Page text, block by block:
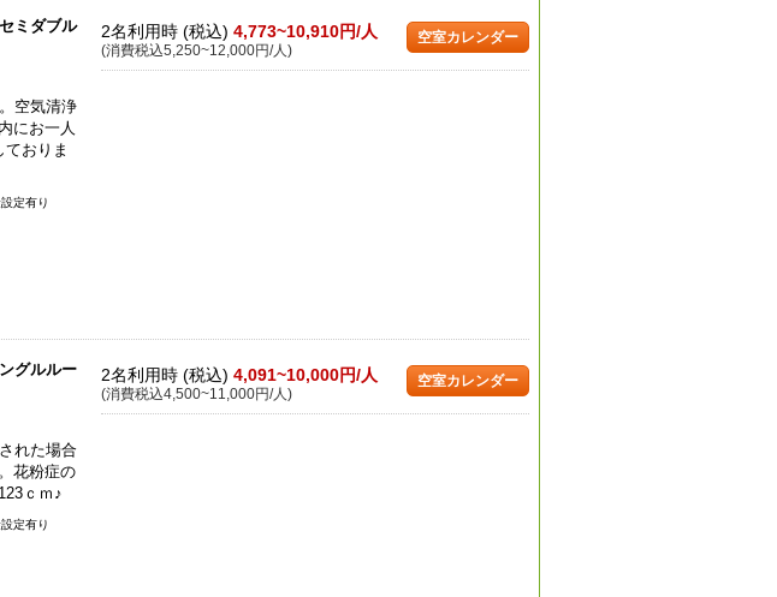
ミダブル
空気清浄
にお一人
おりま
定有り
2名利用時 (税込) 4,773~10,910円/人
(消費税込5,250~12,000円/人)
空室カレンダー
グルルー
れた場合
花粉症の
ｃｍ♪
定有り
2名利用時 (税込) 4,091~10,000円/人
(消費税込4,500~11,000円/人)
空室カレンダー